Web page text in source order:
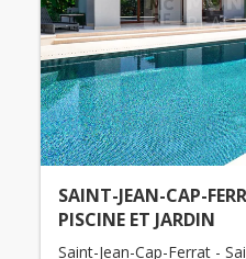
SAINT-JEAN-CAP-
PISCINE ET JARDIN
Saint-Jean-Cap-Ferrat -